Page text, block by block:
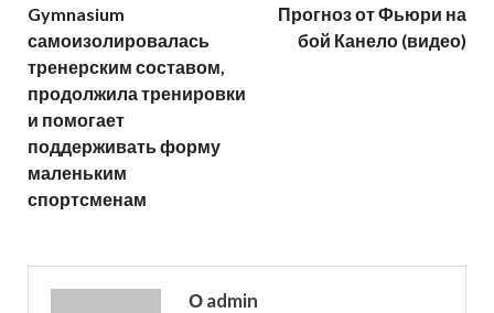
Gymnasium
самоизолировалась
тренерским составом,
продолжила тренировки
и помогает
поддерживать форму
маленьким
спортсменам
Прогноз от Фьюри на
бой Канело (видео)
О admin